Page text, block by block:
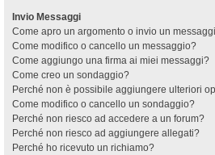
Invio Messaggi
Come apro un argomento o invio un
Come modifico o cancello un messaggio?
Come aggiungo una firma ai miei messaggi?
Come creo un sondaggio?
Perché non è possibile aggiungere ulteriori
Come modifico o cancello un sondaggio?
Perché non riesco ad accedere a un forum?
Perché non riesco ad aggiungere allegati?
Perché ho ricevuto un richiamo?